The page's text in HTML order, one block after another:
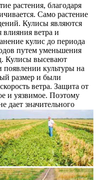
растения, благодаря
Само растение
Кулисы являются
ветра и
кулис до периода
путем уменьшения
Кулисы высевают
появлении культуры на
размер и были
ветра. Защита от
и уязвимое. Поэтому
дает значительного